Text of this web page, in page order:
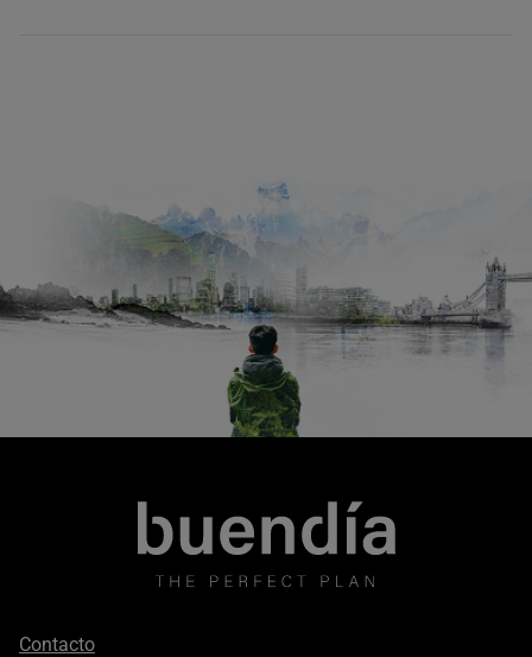
Footer
Contacto